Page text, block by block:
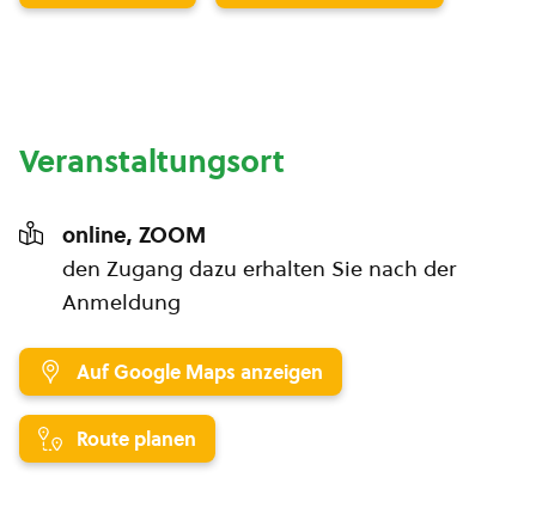
Veranstaltungsort
online, ZOOM
den Zugang dazu erhalten Sie nach der
Anmeldung
Auf Google Maps anzeigen
Route planen